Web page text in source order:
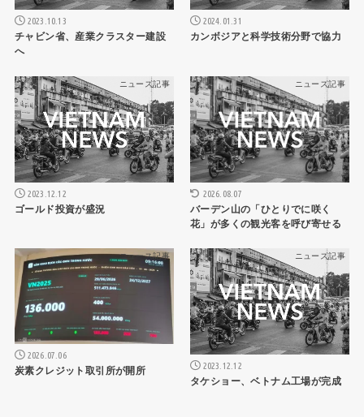
2023.10.13
チャビン省、産業クラスター建設
へ
2024.01.31
カンボジアと科学技術分野で協力
ニュース記事
2023.12.12
ゴールド投資が盛況
ニュース記事
2026.08.07
バーデン山の「ひとりでに咲く
花」が多くの観光客を呼び寄せる
ニュース記事
2026.07.06
炭素クレジット取引所が開所
ニュース記事
2023.12.12
タケショー、ベトナム工場が完成